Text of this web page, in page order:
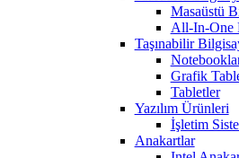
Masaüstü
All-In-One
Taşınabilir
Grafik
Tabletler
Yazılım Ürünleri
İşletim
Anakartlar